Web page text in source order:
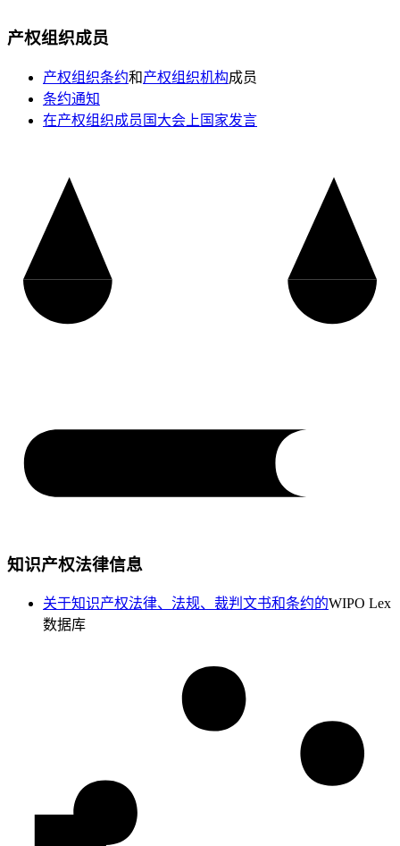
产权组织成员
产权组织条约和产权组织机构成员
条约通知
在产权组织成员国大会上国家发言
知识产权法律信息
关于知识产权法律、法规、裁判文书和条约的WIPO Lex
数据库